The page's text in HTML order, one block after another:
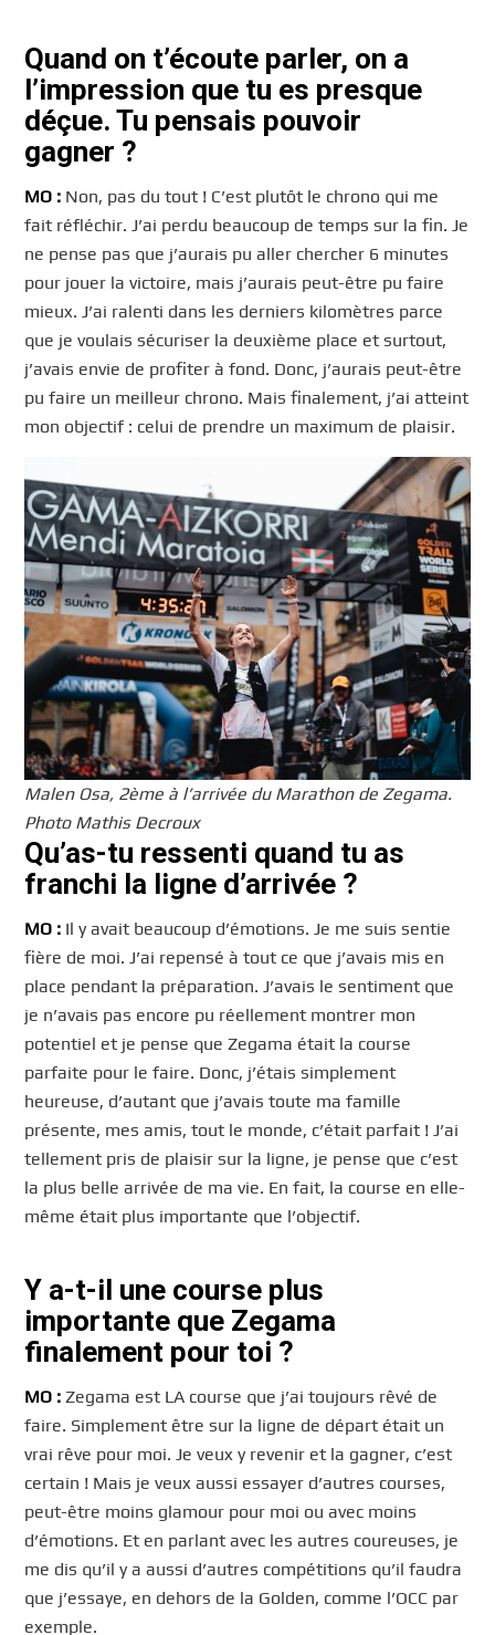
Quand on t’écoute parler, on a
l’impression que tu es presque
déçue. Tu pensais pouvoir
gagner ?
MO : Non, pas du tout ! C’est plutôt le chrono qui me
fait réfléchir. J’ai perdu beaucoup de temps sur la fin. Je
ne pense pas que j’aurais pu aller chercher 6 minutes
pour jouer la victoire, mais j’aurais peut-être pu faire
mieux. J’ai ralenti dans les derniers kilomètres parce
que je voulais sécuriser la deuxième place et surtout,
j’avais envie de profiter à fond. Donc, j’aurais peut-être
pu faire un meilleur chrono. Mais finalement, j’ai atteint
mon objectif : celui de prendre un maximum de plaisir.
Malen Osa, 2ème à l’arrivée du Marathon de Zegama.
Photo Mathis Decroux
Qu’as-tu ressenti quand tu as
franchi la ligne d’arrivée ?
MO : Il y avait beaucoup d’émotions. Je me suis sentie
fière de moi. J’ai repensé à tout ce que j’avais mis en
place pendant la préparation. J’avais le sentiment que
je n’avais pas encore pu réellement montrer mon
potentiel et je pense que Zegama était la course
parfaite pour le faire. Donc, j’étais simplement
heureuse, d’autant que j’avais toute ma famille
présente, mes amis, tout le monde, c’était parfait ! J’ai
tellement pris de plaisir sur la ligne, je pense que c’est
la plus belle arrivée de ma vie. En fait, la course en elle-
même était plus importante que l’objectif.
Y a-t-il une course plus
importante que Zegama
finalement pour toi ?
MO :Zegama est LA course que j’ai toujours rêvé de
faire. Simplement être sur la ligne de départ était un
vrai rêve pour moi. Je veux y revenir et la gagner, c’est
certain ! Mais je veux aussi essayer d’autres courses,
peut-être moins glamour pour moi ou avec moins
d’émotions. Et en parlant avec les autres coureuses, je
me dis qu’il y a aussi d’autres compétitions qu’il faudra
que j’essaye, en dehors de la Golden, comme l’OCC par
exemple.